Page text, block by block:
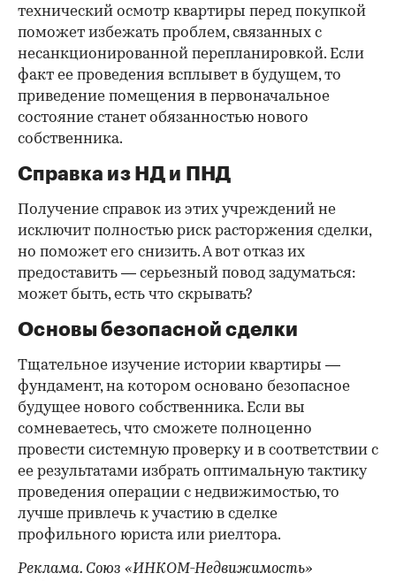
технический осмотр квартиры перед покупкой
поможет избежать проблем, связанных с
несанкционированной перепланировкой. Если
факт ее проведения всплывет в будущем, то
приведение помещения в первоначальное
состояние станет обязанностью нового
собственника.
Справка из НД и ПНД
Получение справок из этих учреждений не
исключит полностью риск расторжения сделки,
но поможет его снизить. А вот отказ их
предоставить — серьезный повод задуматься:
может быть, есть что скрывать?
Основы безопасной сделки
Тщательное изучение истории квартиры —
фундамент, на котором основано безопасное
будущее нового собственника. Если вы
сомневаетесь, что сможете полноценно
провести системную проверку и в соответствии с
ее результатами избрать оптимальную тактику
проведения операции с недвижимостью, то
лучше привлечь к участию в сделке
профильного юриста или риелтора.
Реклама. Союз «ИНКОМ-Недвижимость»